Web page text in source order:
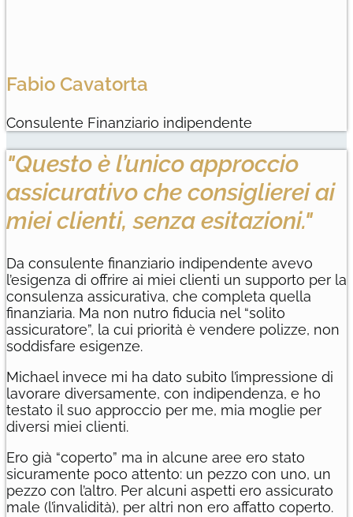
Fabio Cavatorta
Consulente Finanziario indipendente
"Questo è l’unico approccio
assicurativo che consiglierei ai
miei clienti, senza esitazioni."
Da consulente finanziario indipendente avevo
l’esigenza di offrire ai miei clienti un supporto per la
consulenza assicurativa, che completa quella
finanziaria. Ma non nutro fiducia nel “solito
assicuratore”, la cui priorità è vendere polizze, non
soddisfare esigenze.
Michael invece mi ha dato subito l’impressione di
lavorare diversamente, con indipendenza, e ho
testato il suo approccio per me, mia moglie per
diversi miei clienti.
Ero già “coperto” ma in alcune aree ero stato
sicuramente poco attento: un pezzo con uno, un
pezzo con l’altro. Per alcuni aspetti ero assicurato
male (l’invalidità), per altri non ero affatto coperto.